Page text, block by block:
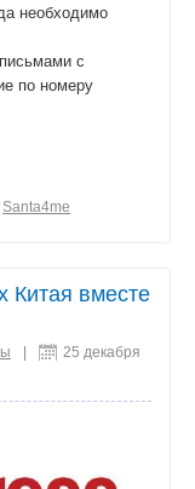
необходимо
с
по номеру
Santa4me
Китая вместе
25 декабря